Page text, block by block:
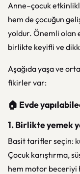
Anne–çocuk
hem de çocuğun
yoldur. Önemli olan
birlikte keyifli ve
Aşağıda yaşa ve
fikirler var:
🏠 Evde
1. Birlikte yemek
Basit tarifler seçin:
Çocuk karıştırma,
hem motor beceriyi